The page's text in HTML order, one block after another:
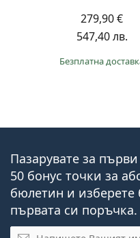
279,90 €
547,40 лв.
Безплатна
Пазарувате за
50 бонус точки за
бюлетин и изберете
първата си поръчка.
Имейл